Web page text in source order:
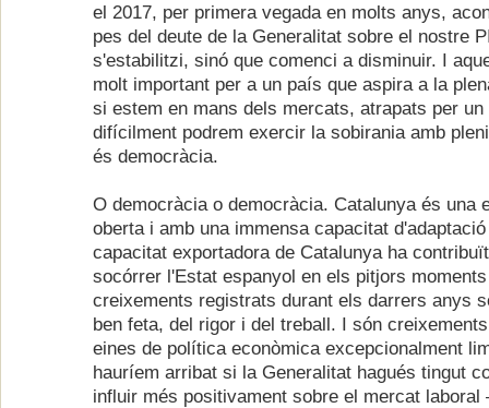
el 2017, per primera vegada en molts anys,
pes del deute de la Generalitat sobre el nostre
s'estabilitzi, sinó que comenci a disminuir. I
molt important per a un país que aspira a la
si estem en mans dels mercats, atrapats per un
difícilment podrem exercir la sobirania amb
és democràcia.
O democràcia o democràcia. Catalunya és una
oberta i amb una immensa capacitat
capacitat exportadora de Catalunya ha
socórrer l'Estat espanyol en els pitjors
creixements registrats durant els darrers anys
ben feta, del rigor i del treball. I són
eines de política econòmica excepcionalment
hauríem arribat si la Generalitat hagués tingut
influir més positivament sobre el mercat laboral